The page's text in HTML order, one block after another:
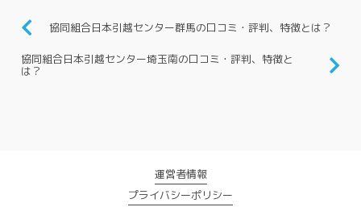
協同組合日本引越センター群馬の口コミ・評判、特徴とは？
協同組合日本引越センター埼玉南の口コミ・評判、特徴と
は？
運営者情報
プライバシーポリシー